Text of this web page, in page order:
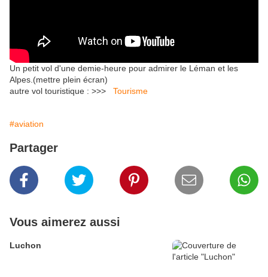
Un petit vol d'une demie-heure pour admirer le Léman et les
Alpes.(mettre plein écran)
autre vol touristique : >>> Tourisme
#aviation
Partager
Vous aimerez aussi
Luchon